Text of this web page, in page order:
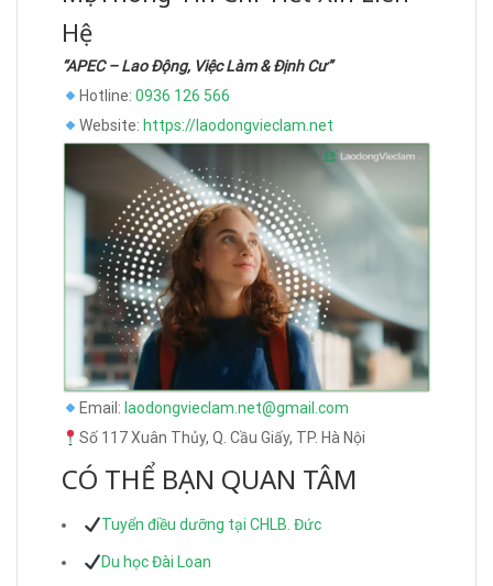
Hệ
“APEC – Lao Động, Việc Làm & Định Cư”
Hotline: 0936 126 566
Website: https://laodongvieclam.net
Email: laodongvieclam.net@gmail.com
Số 117 Xuân Thủy, Q. Cầu Giấy, TP. Hà Nội
CÓ THỂ BẠN QUAN TÂM
Tuyển điều dưỡng tại CHLB. Đức
Du học Đài Loan